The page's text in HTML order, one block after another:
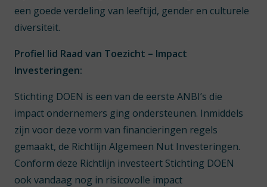
een goede verdeling van leeftijd, gender en culturele
diversiteit.
Profiel lid Raad van Toezicht – Impact
Investeringen:
Stichting DOEN is een van de eerste ANBI’s die
impact ondernemers ging ondersteunen. Inmiddels
zijn voor deze vorm van financieringen regels
gemaakt, de Richtlijn Algemeen Nut Investeringen.
Conform deze Richtlijn investeert Stichting DOEN
ook vandaag nog in risicovolle impact